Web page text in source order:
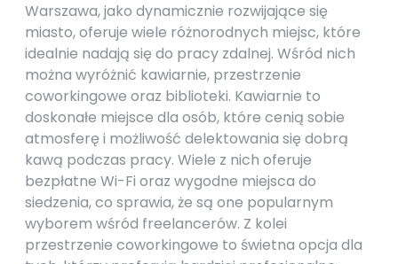
Warszawa, jako dynamicznie rozwijające się
miasto, oferuje wiele różnorodnych miejsc, które
idealnie nadają się do pracy zdalnej. Wśród nich
można wyróżnić kawiarnie, przestrzenie
coworkingowe oraz biblioteki. Kawiarnie to
doskonałe miejsce dla osób, które cenią sobie
atmosferę i możliwość delektowania się dobrą
kawą podczas pracy. Wiele z nich oferuje
bezpłatne Wi-Fi oraz wygodne miejsca do
siedzenia, co sprawia, że są one popularnym
wyborem wśród freelancerów. Z kolei
przestrzenie coworkingowe to świetna opcja dla